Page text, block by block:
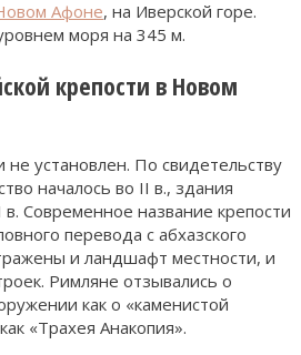
Афоне, на Иверской горе.
моря на 345 м.
крепости в Новом
установлен. По свидетельству
началось во II в., здания
Современное название крепости
перевода с абхазского
и ландшафт местности, и
Римляне отзывались о
как о «каменистой
«Трахея Анакопия».